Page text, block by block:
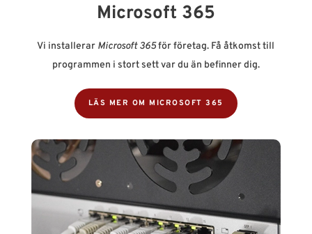
Microsoft 365
Vi installerar Microsoft 365för företag. Få åtkomst till
programmen i stort sett var du än befinner dig.
LÄS MER OM MICROSOFT 365